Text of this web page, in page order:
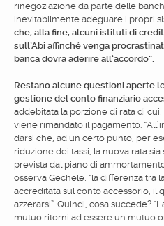
rinegoziazione da parte delle
inevitabilmente adeguare i propri
che, alla fine, alcuni istituti di
sull’Abi affinché venga
banca dovrà aderire all’accordo”.
Restano alcune questioni aperte
gestione del conto finanziario
addebitata la porzione di rata di
viene rimandato il pagamento.
darsi che, ad un certo punto, per
riduzione dei tassi, la nuova rata
prevista dal piano di
osserva Gechele, “la differenza tra
accreditata sul conto accessorio, il
azzerarsi”. Quindi, cosa succede?
mutuo ritorni ad essere un mutuo